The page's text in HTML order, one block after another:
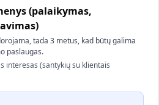
(palaikymas,
tada 3 metus, kad būtų galima
paslaugas.
interesas (santykių su klientais